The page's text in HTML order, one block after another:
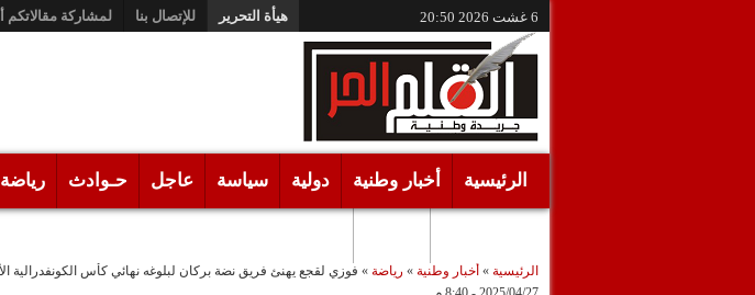
6 غشت 2026 20:50 هيأة التحرير للإتصال بنا لمشاركة مقالاتكم
الرئيسية أخبار وطنية دولية سياسة عاجل حـوادث رياضة
الرئيسية » أخبار وطنية» رياضة» فوزي لقجع يهنئ فريق نضة بركان لبلوغه نهائي كأس الكونفدرالية